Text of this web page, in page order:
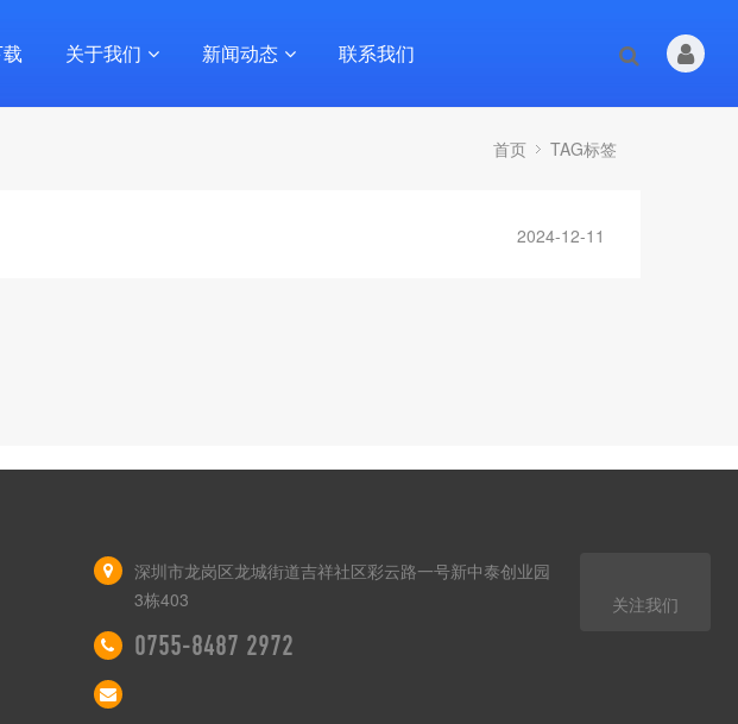
关于我们 新闻动态 联系我们
首页 TAG标签
2024-12-11
深圳市龙岗区龙城街道吉祥社区彩云路一号新中泰创业园
3栋403
0755-8487 2972
关注我们